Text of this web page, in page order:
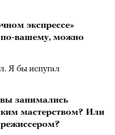
экспрессе»
по-вашему, можно
Я бы испугал
занимались
мастерством? Или